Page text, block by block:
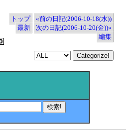
トップ
«前の日記(2006-10-18(水))
最新
次の日記(2006-10-20(金))»
編集